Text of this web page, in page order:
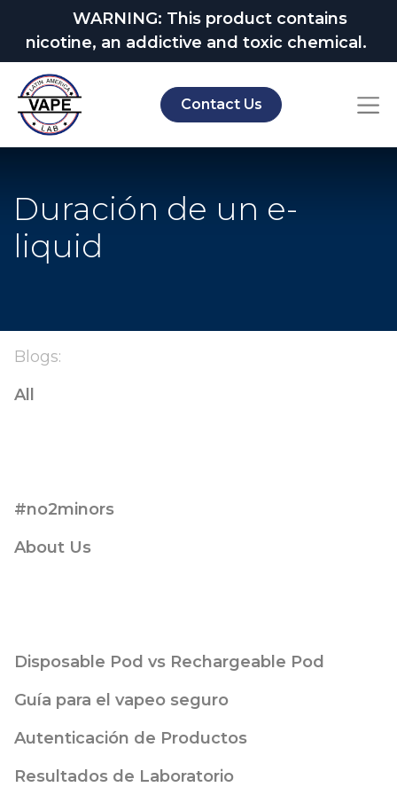
WARNING: This product contains
nicotine, an addictive and toxic chemical.
Contact Us
Duración de un e-
liquid
Blogs:
All
#no2minors
About Us
Disposable Pod vs Rechargeable Pod
Guía para el vapeo seguro
Autenticación de Productos
Resultados de Laboratorio